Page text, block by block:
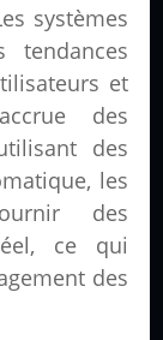
systèmes
tendances
et
des
des
les
des
ce qui
des